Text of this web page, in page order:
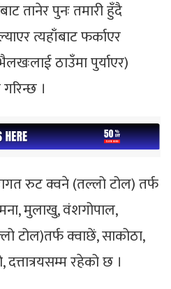
तानेर पुनः तमारी हुँदै
त्यहाँबाट फर्काएर
ठाउँमा पुर्याएर)
।
रुट क्वने (तल्लो टोल) तर्फ
मुलाखु, वंशगोपाल,
टोल)तर्फ क्वाछें, साकोठा,
रहेको छ ।